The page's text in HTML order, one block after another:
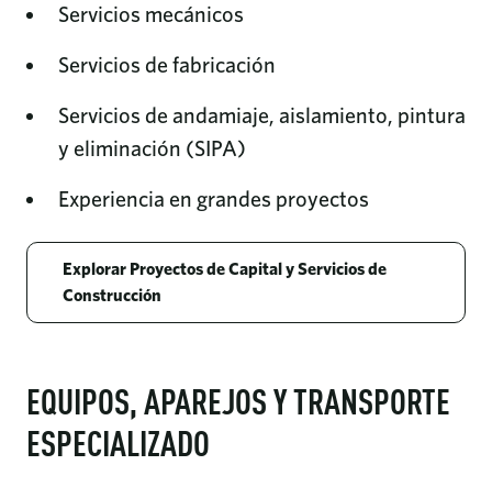
Servicios mecánicos
Servicios de fabricación
Servicios de andamiaje, aislamiento, pintura
y eliminación (SIPA)
Experiencia en grandes proyectos
Explorar Proyectos de Capital y Servicios de
Construcción
EQUIPOS, APAREJOS Y TRANSPORTE
ESPECIALIZADO